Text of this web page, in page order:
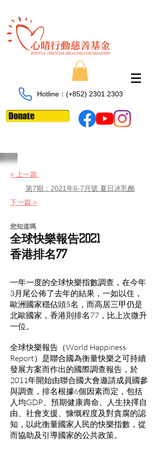
Hotline：​​(+852) 2301 2303
Donate
< 上一篇
第7期：2021年6-7月號 夏日冰乳酪
下一篇 >
​您知道嗎
全球快樂報告2021
香港排名77
一年一度的全球快樂指數調查，在今年
3月尾公佈了去年的結果，一如以住，
歐洲國家穩佔頭5名，而高居三甲仍是
北歐國家，香港則排名77，比上次微升
一位。
全球快樂報告（World Happiness
Report）是聯合國為衡量快樂之可持續
發展方案而作出的國際調查報告，於
2011年開始由聯合國大會邀請成員國參
與調查，排名根據6個因素而定，包括
人均GDP、預期健康壽命、人生抉擇自
由、社會支援、慷慨程度及對貪腐的認
知，以此衡量國家人民的快樂指數，從
而協助及引導國家的公共政策。